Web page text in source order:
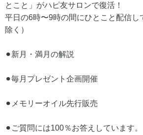
とこと」がハピ友サロンで復活！
平日の6時〜9時の間にひとこと配信し
除く）
⚫︎新月・満月の解説
⚫︎毎月プレゼント企画開催
⚫︎メモリーオイル先行販売
⚫︎ご質問には100％お答えしています。